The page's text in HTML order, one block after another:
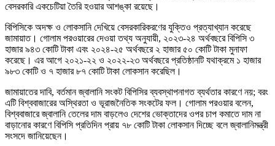
বেসরকারি একচেটিয়া তৈরি হওয়ার আশঙ্কা রয়েছে।
বিপিসিকে অদক্ষ ও লোকসানি দেখিয়ে বেসরকারিকরণের যুক্তিও প্রত্যাখ্যান করেছে
জামায়াত। গোলাম পরওয়ারের দেওয়া তথ্য অনুযায়ী, ২০২৩-২৪ অর্থবছরে বিপিসি ৩
হাজার ৯৪৩ কোটি টাকা এবং ২০২৪-২৫ অর্থবছরে ২ হাজার ৫০ কোটি টাকা মুনাফা
করেছে। এর আগে ২০২১-২২ ও ২০২২-২৩ অর্থবছরে প্রতিষ্ঠানটি যথাক্রমে ১ হাজার
৯৮৩ কোটি ও ৭ হাজার ৮৭ কোটি টাকা লোকসান করেছিল।
জামায়াতের দাবি, বর্তমান জ্বালানি সংকট বিপিসির ব্যবস্থাপনাগত ব্যর্থতার কারণে নয়; বরং
এটি বিশ্ববাজারের অস্থিরতা ও ভূরাজনৈতিক সংকটের ফল। গোলাম পরওয়ার বলেন,
বিশ্ববাজারে জ্বালানি তেলের দাম বাড়লেও দেশের ভোক্তাদের ওপর চাপ কমাতে দাম না
বাড়ানোর কারণে বিপিসি প্রতিদিন প্রায় ৭৮ কোটি টাকা লোকসান দিচ্ছে বলে জ্বালানিমন্ত্রী
সংসদে জানিয়েছেন।